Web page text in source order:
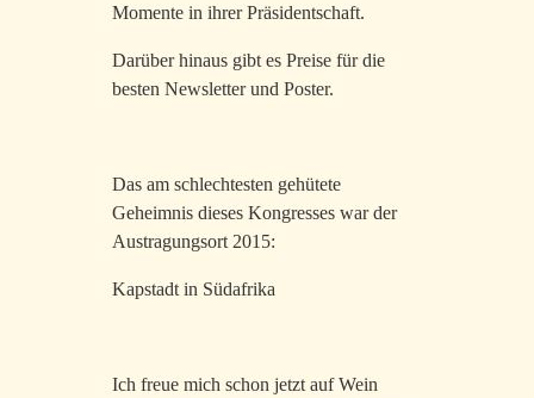
Momente in ihrer Präsidentschaft.
Darüber hinaus gibt es Preise für die
besten Newsletter und Poster.
Das am schlechtesten gehütete
Geheimnis dieses Kongresses war der
Austragungsort 2015:
Kapstadt in Südafrika
Ich freue mich schon jetzt auf Wein